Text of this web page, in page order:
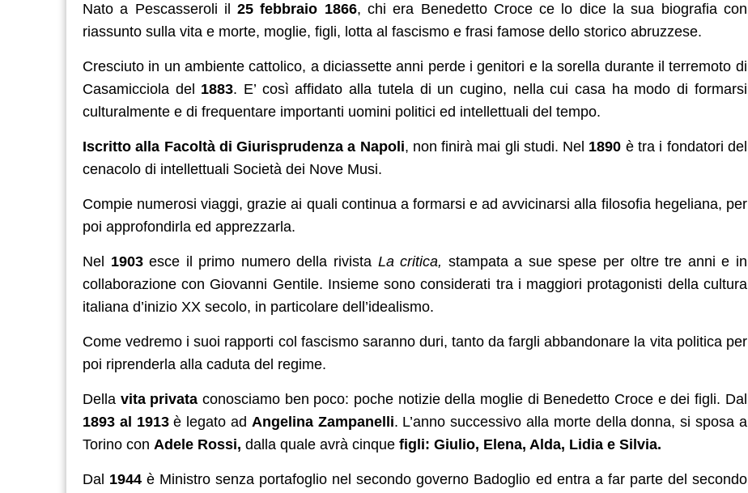
Nato a Pescasseroli il25 febbraio 1866, chi era Benedetto Croce ce lo dice la sua biografia con
riassunto sulla vita e morte, moglie, figli, lotta al fascismo e frasi famose dello storico abruzzese.
Cresciuto in un ambiente cattolico, a diciassette anni perde i genitori e la sorella durante il terremoto di
Casamicciola del 1883. E’ così affidato alla tutela di un cugino, nella cui casa ha modo di formarsi
culturalmente e di frequentare importanti uomini politici ed intellettuali del tempo.
Iscritto alla Facoltà di Giurisprudenza a Napoli, non finirà mai gli studi. Nel 1890 è tra i fondatori del
cenacolo di intellettuali Società dei Nove Musi.
Compie numerosi viaggi, grazie ai quali continua a formarsi e ad avvicinarsi alla filosofia hegeliana, per
poi approfondirla ed apprezzarla.
Nel 1903esce il primo numero della rivista La critica, stampata a sue spese per oltre tre anni e in
collaborazione con Giovanni Gentile. Insieme sono considerati tra i maggiori protagonisti della cultura
italiana d’inizio XX secolo, in particolare dell’idealismo.
Come vedremo i suoi rapporti col fascismo saranno duri, tanto da fargli abbandonare la vita politica per
poi riprenderla alla caduta del regime.
Della vita privata conosciamo ben poco: poche notizie della moglie di Benedetto Croce e dei figli. Dal
1893 al 1913è legato ad Angelina Zampanelli. L’anno successivo alla morte della donna, si sposa a
Torino con Adele Rossi, dalla quale avrà cinque figli: Giulio, Elena, Alda, Lidia e Silvia.
Dal 1944 è Ministro senza portafoglio nel secondo governo Badoglio ed entra a far parte del secondo